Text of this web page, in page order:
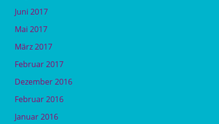
Juni 2017
Mai 2017
März 2017
Februar 2017
Dezember 2016
Februar 2016
Januar 2016